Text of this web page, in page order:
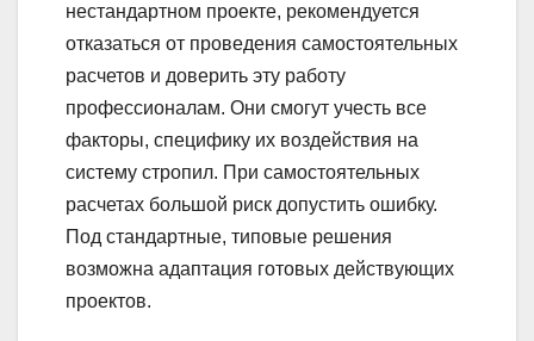
нестандартном проекте, рекомендуется
отказаться от проведения самостоятельных
расчетов и доверить эту работу
профессионалам. Они смогут учесть все
факторы, специфику их воздействия на
систему стропил. При самостоятельных
расчетах большой риск допустить ошибку.
Под стандартные, типовые решения
возможна адаптация готовых действующих
проектов.